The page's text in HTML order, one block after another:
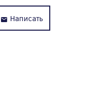
Написать